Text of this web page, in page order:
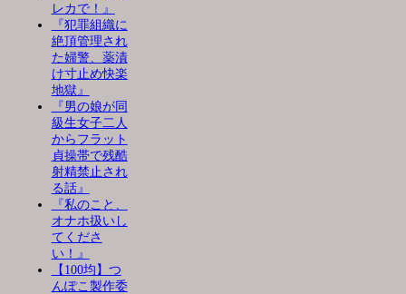
レカで！』
『犯罪組織に
絶頂管理され
た婦警、薬漬
け寸止め快楽
地獄』
『男の娘が同
級生女子二人
からフラット
貞操帯で残酷
射精禁止され
る話』
『私のこと、
オナホ扱いし
てくださ
い！』
【100均】つ
んぽこ製作委